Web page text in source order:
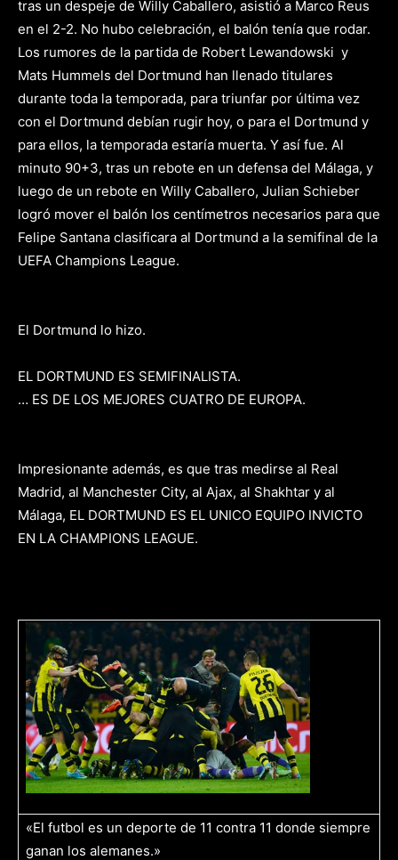
tras un despeje de Willy Caballero, asistió a Marco Reus
en el 2-2. No hubo celebración, el balón tenía que rodar.
Los rumores de la partida de Robert Lewandowski y
Mats Hummels del Dortmund han llenado titulares
durante toda la temporada, para triunfar por última vez
con el Dortmund debían rugir hoy, o para el Dortmund y
para ellos, la temporada estaría muerta. Y así fue. Al
minuto 90+3, tras un rebote en un defensa del Málaga, y
luego de un rebote en Willy Caballero, Julian Schieber
logró mover el balón los centímetros necesarios para que
Felipe Santana clasificara al Dortmund a la semifinal de la
UEFA Champions League.
El Dortmund lo hizo.
EL DORTMUND ES SEMIFINALISTA.
… ES DE LOS MEJORES CUATRO DE EUROPA.
Impresionante además, es que tras medirse al Real
Madrid, al Manchester City, al Ajax, al Shakhtar y al
Málaga, EL DORTMUND ES EL UNICO EQUIPO INVICTO
EN LA CHAMPIONS LEAGUE.
«El futbol es un deporte de 11 contra 11 donde siempre
ganan los alemanes.»